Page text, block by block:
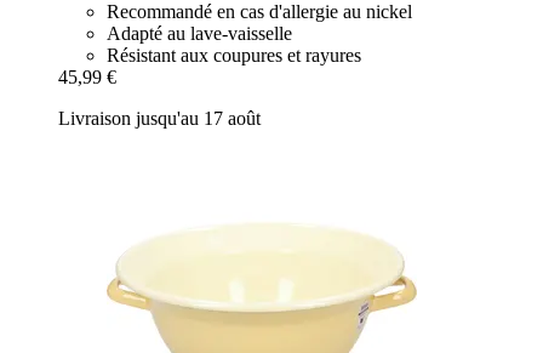
Recommandé en cas d'allergie au nickel
Adapté au lave-vaisselle
Résistant aux coupures et rayures
45,99 €
Livraison jusqu'au 17 août